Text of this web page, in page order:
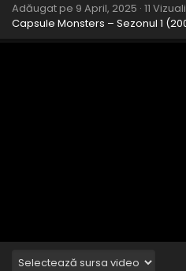
Adăugat pe 9 April, 2025 · 11
Capsule Monsters – Sezonul 1